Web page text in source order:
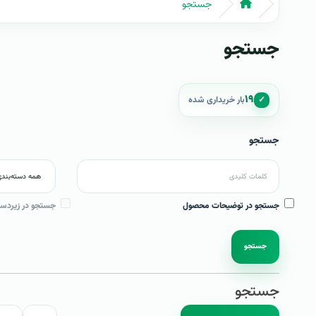
جستجو
جستجو
✓ ۱۹بار خریداری شده
جستجو
جستجو در توضیحات محصول جستجو در
جستجو
جستجو